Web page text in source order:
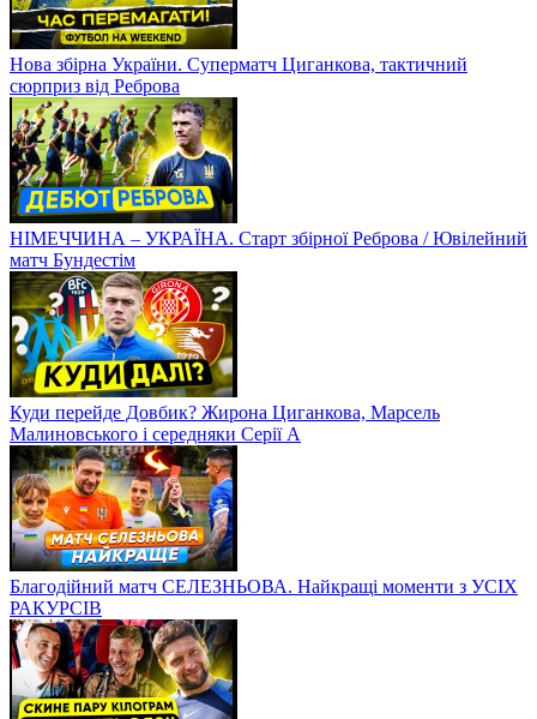
Нова збірна України. Суперматч Циганкова, тактичний
сюрприз від Реброва
НІМЕЧЧИНА – УКРАЇНА. Старт збірної Реброва / Ювілейний
матч Бундестім
Куди перейде Довбик? Жирона Циганкова, Марсель
Малиновського і середняки Серії А
Благодійний матч СЕЛЕЗНЬОВА. Найкращі моменти з УСІХ
РАКУРСІВ